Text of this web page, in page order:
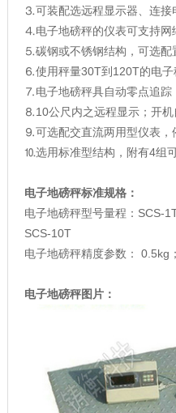
⒊可装配选远程显示器、连接
⒋电子地磅秤的仪表可支持网
⒌碳钢或不锈钢结构，可选配
⒍使用秤量30T到120T的电子
⒎电子地磅秤具自动零点追踪
⒏10公尺内之远程显示；开
⒐可选配交直流两用型仪表，
⒑选用标准型结构，附有4组
电子地磅秤标准规格：
电子地磅秤型号量程：
SCS-10T
电子地磅秤精度参数： 0.5kg
电子地磅秤图片：